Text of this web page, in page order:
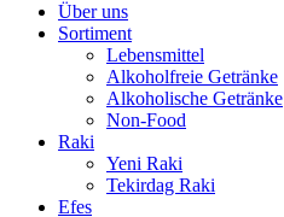
Über uns
Sortiment
Lebensmittel
Alkoholfreie Getränke
Alkoholische Getränke
Non-Food
Raki
Yeni Raki
Tekirdag Raki
Efes